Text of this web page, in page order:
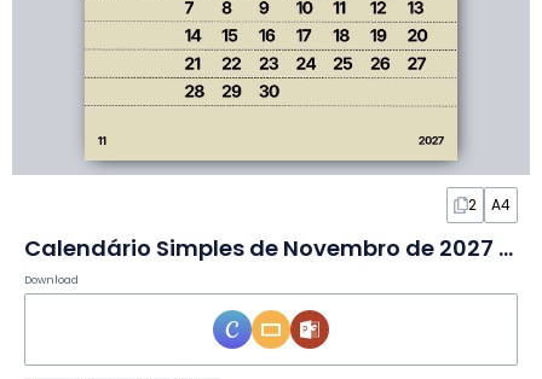
2 A4
Calendário Simples de Novembro de 2027 em Slides
Download